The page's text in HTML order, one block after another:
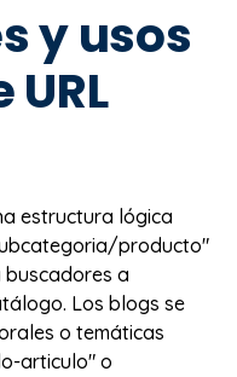
y usos
estructura lógica
producto"
a
Los blogs se
o temáticas
articulo" o